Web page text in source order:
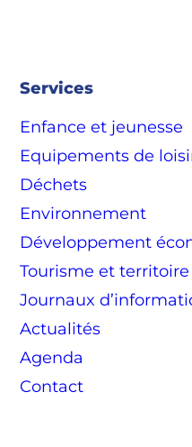
Services
Enfance et jeunesse
Equipements de
Déchets
Environnement
Développement
Tourisme et territoire
Journaux
Actualités
Agenda
Contact